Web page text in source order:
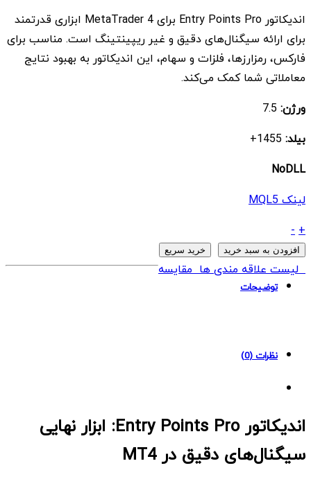
$ 125
بود.
$ 7
است.
اندیکاتور Entry Points Pro برای MetaTrader 4 ابزاری قدرتمند
برای ارائه سیگنال‌های دقیق و غیر ریپینتینگ است. مناسب برای
فارکس، رمزارزها، فلزات و سهام، این اندیکاتور به بهبود نتایج
معاملاتی شما کمک می‌کند.
ورژن:
بیلد:
NoDLL
لینک MQL5
اندیکاتور
Entry
Points
Pro
+
-
افزودن به سبد خرید خرید سریع
لیست علاقه مندی هامقایسه
توضیحات
نظرات (0)
اندیکاتور Entry Points Pro: ابزار نهایی
سیگنال‌های دقیق در MT4